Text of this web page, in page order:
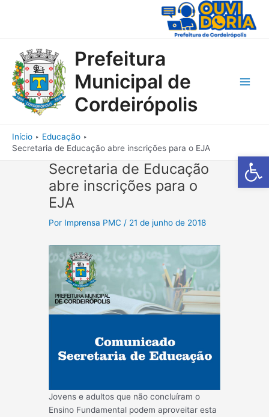
Barra de
Prefeitura
Municipal de
Cordeirópolis
Início
Educação
Secretaria de Educação abre inscrições para o EJA
Secretaria de Educação
abre inscrições para o
EJA
Por Imprensa PMC / 21 de junho de 2018
Jovens e adultos que não concluíram o
Ensino Fundamental podem aproveitar esta